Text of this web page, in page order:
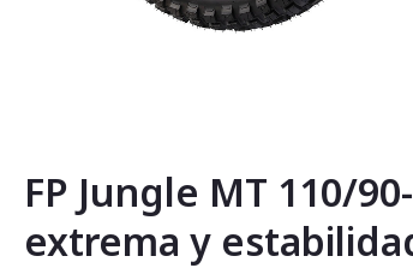
la
galería
imágenes
FP Jungle MT 110/
extrema y